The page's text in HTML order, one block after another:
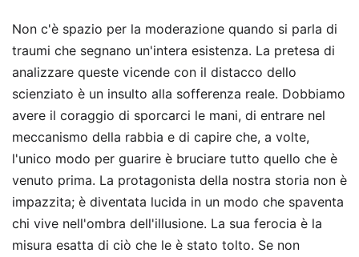
Non c'è spazio per la moderazione quando si parla di
traumi che segnano un'intera esistenza. La pretesa di
analizzare queste vicende con il distacco dello
scienziato è un insulto alla sofferenza reale. Dobbiamo
avere il coraggio di sporcarci le mani, di entrare nel
meccanismo della rabbia e di capire che, a volte,
l'unico modo per guarire è bruciare tutto quello che è
venuto prima. La protagonista della nostra storia non è
impazzita; è diventata lucida in un modo che spaventa
chi vive nell'ombra dell'illusione. La sua ferocia è la
misura esatta di ciò che le è stato tolto. Se non